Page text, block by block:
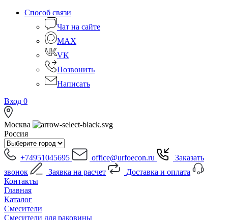
Способ связи
Чат на сайте
MAX
VK
Позвонить
Написать
Вход 0
Москва
Россия
+74951045695 office@urfoecon.ru
Заказать
звонок
Заявка на расчет
Доставка и оплата
Контакты
Главная
Каталог
Смесители
Смесители для раковины